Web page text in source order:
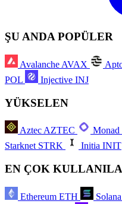
ŞU ANDA POPÜLER
Avalanche AVAX
POL
Injective INJ
YÜKSELEN
AztecAZTEC Monad
Starknet STRK Initia INIT
EN ÇOK
Ethereum ETH Solana